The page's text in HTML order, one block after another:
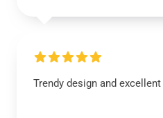
Trendy design and